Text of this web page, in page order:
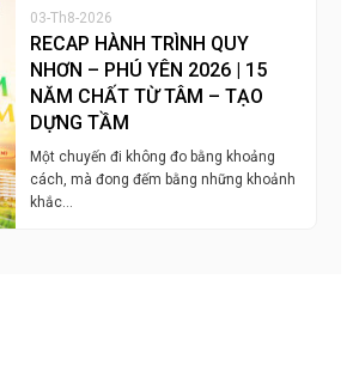
03-Th8-2026
RECAP HÀNH TRÌNH QUY
NHƠN – PHÚ YÊN 2026 | 15
NĂM CHẤT TỪ TÂM – TẠO
DỰNG TẦM
Một chuyến đi không đo bằng khoảng
cách, mà đong đếm bằng những khoảnh
khắc…